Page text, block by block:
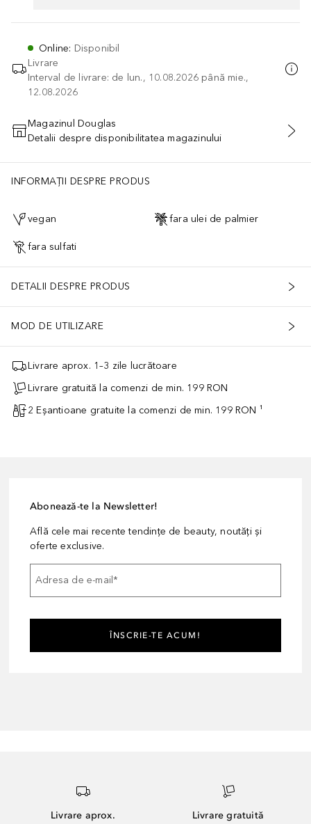
Online: Disponibil
Livrare
Interval de livrare: de lun., 10.08.2026 până mie.,
12.08.2026
ADĂUGAȚI ÎN COŞ
Magazinul Douglas
Detalii despre disponibilitatea magazinului
INFORMAȚII DESPRE PRODUS
vegan fara ulei de palmier
fara sulfati
DETALII DESPRE PRODUS
MOD DE UTILIZARE
Livrare aprox. 1–3 zile lucrătoare
Livrare gratuită la comenzi de min. 199 RON
2 Eșantioane gratuite la comenzi de min. 199 RON ¹
Abonează-te la Newsletter!
Află cele mai recente tendințe de beauty, noutăți și
oferte exclusive.
Adresa de e-mail*
ÎNSCRIE-TE ACUM!
Livrare aprox.
Livrare gratuită